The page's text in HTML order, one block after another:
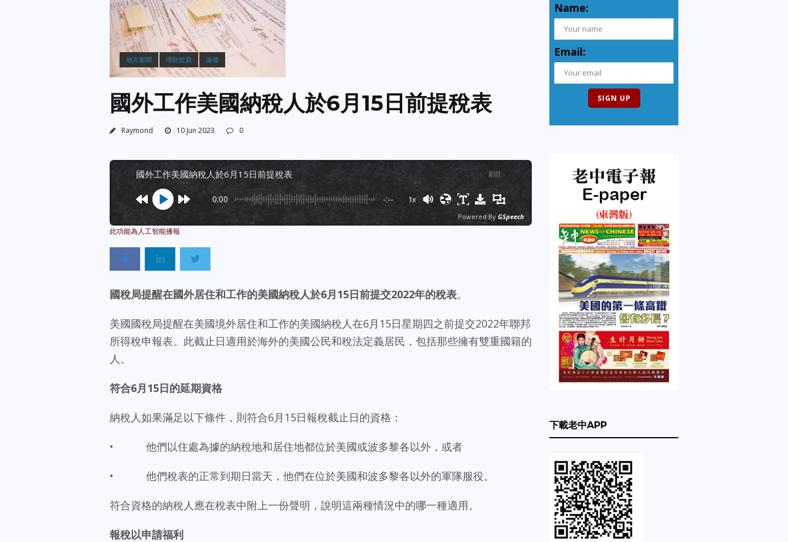
地方新聞 理財投資 論壇
國外工作美國納稅人於6月15日前提稅表
Raymond 10 Jun 2023 0
國外工作美國納稅人於6月15日前提稅表 剧目 :-
0:00 -:-- 1x
Powered By GSpeech
國稅局提醒在國外居住和工作的美國納稅人於6月15日前提交2022年的稅表。
美國國稅局提醒在美國境外居住和工作的美國納稅人在6月15日星期四之前提交2022年聯邦
所得稅申報表。此截止日適用於海外的美國公民和稅法定義居民，包括那些擁有雙重國籍的
人。
符合6月15日的延期資格
納稅人如果滿足以下條件，則符合6月15日報稅截止日的資格：
• 他們以住處為據的納稅地和居住地都位於美國或波多黎各以外，或者
• 他們稅表的正常到期日當天，他們在位於美國和波多黎各以外的軍隊服役。
符合資格的納稅人應在稅表中附上一份聲明，說明這兩種情況中的哪一種適用。
報稅以申請福利
Name:
Email:
下載老中APP